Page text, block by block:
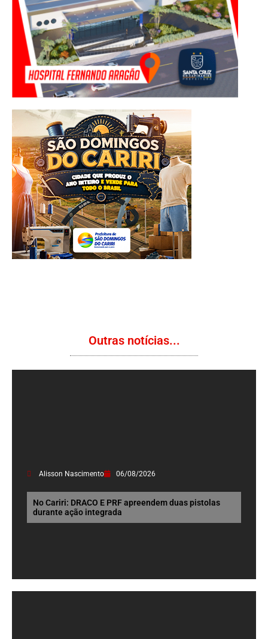
Outras notícias...
Alisson Nascimento 06/08/2026
No Cariri: DRACO E PRF apreendem duas pistolas
durante ação integrada